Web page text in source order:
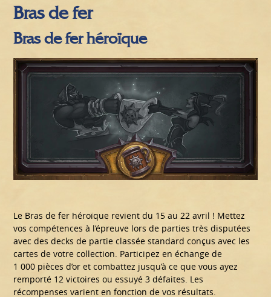
Bras de fer
Bras de fer héroïque
Le Bras de fer héroïque revient du 15 au 22 avril ! Mettez
vos compétences à l’épreuve lors de parties très disputées
avec des decks de partie classée standard conçus avec les
cartes de votre collection. Participez en échange de
1 000 pièces d’or et combattez jusqu’à ce que vous ayez
remporté 12 victoires ou essuyé 3 défaites. Les
récompenses varient en fonction de vos résultats.